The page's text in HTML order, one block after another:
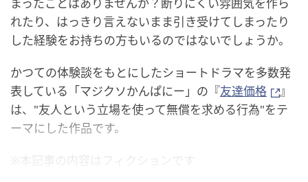
まったことはありませんか？断りにくい雰囲気を作ら
れたり、はっきり言えないまま引き受けてしまったり
した経験をお持ちの方もいるのではないでしょうか。
かつての体験談をもとにしたショートドラマを多数発
表している「マジクソかんぱにー」の『友達価格
』
は、"友人という立場を使って無償を求める行為"をテ
ーマにした作品です。
※本記事の内容はフィクションです